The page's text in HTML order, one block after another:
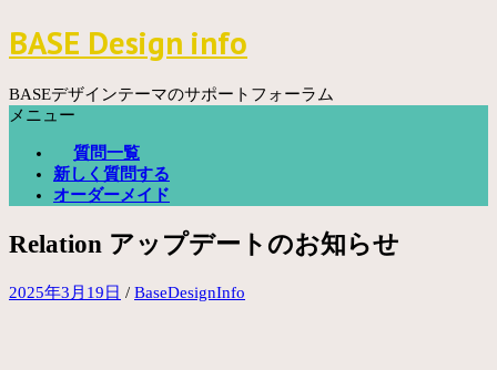
コ
ン
ン
ツ
BASE Design info
BASEデザインテーマのサポートフォーラム
メニュー
質問一覧
新しく質問する
オーダーメイド
Relation アップデートのお知らせ
2025年3月19日 / BaseDesignInfo